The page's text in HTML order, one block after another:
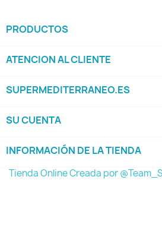
PRODUCTOS
ATENCION AL CLIENTE
SUPERMEDITERRANEO.ES
SU CUENTA
INFORMACIÓN DE LA TIENDA
Tienda Online Creada por